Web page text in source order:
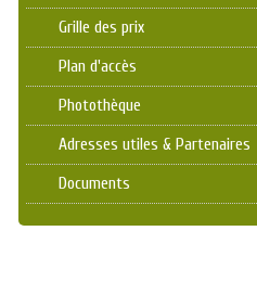
Grille des prix
Plan d'accès
Photothèque
Adresses utiles & Partenaires
Documents